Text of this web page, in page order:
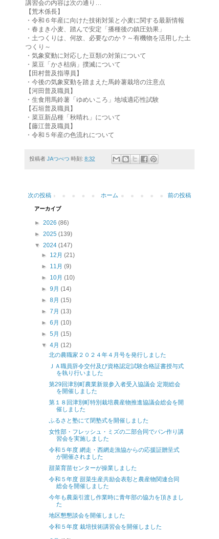
講習会の内容は次の通り…
【荒木係長】
・令和６年産に向けた技術対策と小麦に関する最新情報
・春まき小麦、踏んで安定「播種後の鎮圧効果」
・土つくりは、何故、必要なのか？～有機物を活用した土
つくり～
・気象変動に対応した豆類の対策について
・菜豆「かさ枯病」撲滅について
【田村普及指導員】
・今後の気象変動を踏まえた馬鈴薯栽培の注意点
【河田普及職員】
・生食用馬鈴薯「ゆめいころ」地域適応性試験
【石垣普及職員】
・菜豆新品種「秋晴れ」について
【藤江普及職員】
・令和５年産の色流れについて
投稿者 JAつべつ 時刻: 8:32
次の投稿 前の投稿
ホーム
アーカイブ
► 2026 (86)
► 2025 (139)
▼ 2024 (147)
► 12月(21)
► 11月(9)
► 10月(10)
►9月(14)
►8月(15)
►7月(13)
►6月(10)
►5月(15)
▼4月(12)
北の農職家２０２４年４月号を発行しました
ＪＡ職員辞令交付及び資格認定試験合格証書授与式
を執り行いました
第29回津別町農業新規参入者受入協議会 定期総会
を開催しました
第１８回津別町特別栽培農産物推進協議会総会を開
催しました
ふるさと塾にて閉塾式を開催しました
女性部・フレッシュ・ミズの二部合同でパン作り講
習会を実施しました
令和５年度 網走・西網走漁協からの応援証贈呈式
が開催されました
甜菜育苗センターが操業しました
令和５年度 甜菜生産共励会表彰と農産物関連合同
総会を開催しました
今年も農薬引渡し作業時に青年部の協力を頂きまし
た
地区懇懇談会を開催しました
令和５年度 栽培技術講習会を開催しました